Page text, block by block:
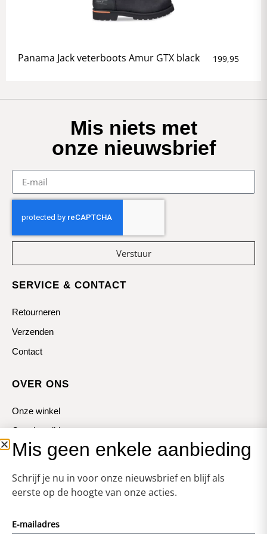
Panama Jack veterboots Amur GTX black 199,95
Mis niets met
onze nieuwsbrief
Verstuur
SERVICE & CONTACT
Retourneren
Verzenden
Contact
OVER ONS
Onze winkel
Openingstijden
Koopzondagen
Mis geen enkele aanbieding
Schrijf je nu in voor onze nieuwsbrief en blijf als
eerste op de hoogte van onze acties.
E-mailadres